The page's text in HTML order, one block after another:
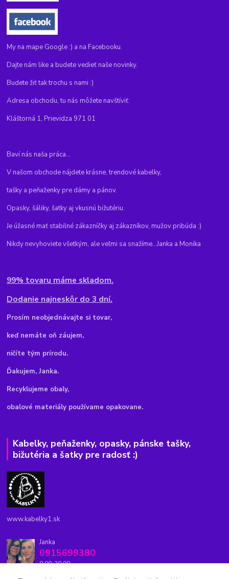
My na mape Google :) a na Facebooku.
Dajte nám like a budete vedieť naše novinky.
Budete žiť tak trochu s nami :)
Adresa obchodu, tu nás môžete navštíviť:
Kláštorná 1, Prievidza 971 01
Baví nás naša práca...
V našom obchode nájdete krásne, trendové kabelky,
tašky a peňaženky pre dámy a pánov.
Opasky, šáliky, šatky aj vkusnú bižutériu.
Je úžasné mať stabilné zákazníčky aj zákazníkov, mužov pribúda :)
Nikdy nevyhoviete všetkým, ale veľmi sa snažíme...Janka a Monika
99% tovaru máme skladom.
Dodanie najneskôr do 3 dní.
Prosím neobjednávajte si tovar,
keď nemáte oň záujem,
ničíte tým prírodu.
Ďakujem, Janka.
Recyklujeme obaly,
obalové materiály používame opakovane.
Kabelky, peňaženky, opasky, pánske tašky,
bižutéria a šatky pre radosť :)
www.kabelky1.sk
Janka
0915699380
8.00-20.00